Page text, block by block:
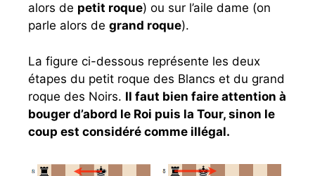
alors de petit roque) ou sur l’aile dame (on
parle alors de grand roque).
La figure ci-dessous représente les deux
étapes du petit roque des Blancs et du grand
roque des Noirs. Il faut bien faire attention à
bouger d’abord le Roi puis la Tour, sinon le
coup est considéré comme illégal.